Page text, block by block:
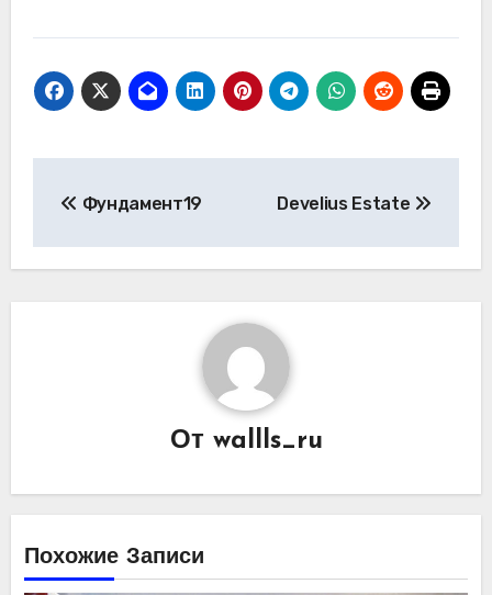
записям
Фундамент19 Develius Estate
От wallls_ru
Похожие Записи